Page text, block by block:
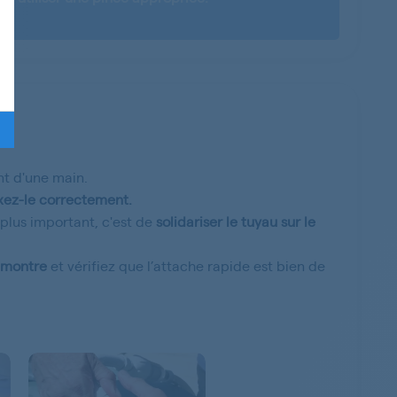
d'une main.
le correctement.
important, c'est de solidariser le tuyau sur le
et vérifiez que l’attache rapide est bien de